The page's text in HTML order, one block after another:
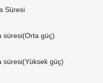
Süresi
süresi(Orta güç)
süresi(Yüksek güç)